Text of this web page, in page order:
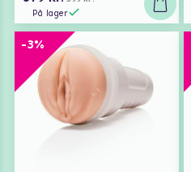
På lager
-3%